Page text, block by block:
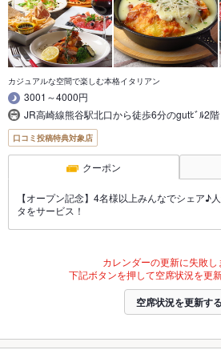
カジュアルな空間で楽しむ本格イタリアン
3001～4000円
JR高崎線熊谷駅北口から徒歩6分のgutﾋﾞﾙ2階
口コミ投稿特典対象店
クーポン
【オープン記念】4名様以上みんなでシェア♪
タをサービス！
カレンダーの更新に失敗し
下記ボタンを押して空席状況を更
空席状況を更新する